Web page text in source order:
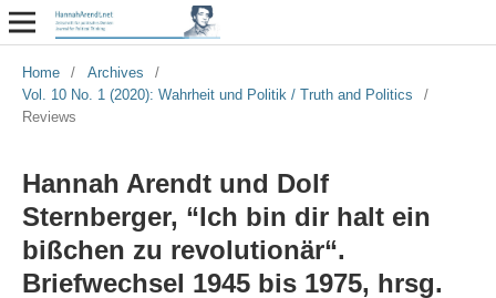
Home / Archives
/
Vol. 10 No. 1 (2020): Wahrheit und Politik / Truth and Politics
/
Reviews
Hannah Arendt und Dolf
Sternberger, “Ich bin dir halt ein
bißchen zu revolutionär“.
Briefwechsel 1945 bis 1975, hrsg.